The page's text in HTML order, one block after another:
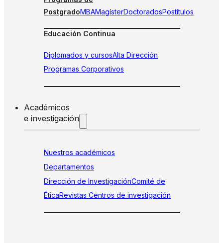
PostgradoMBAMagísterDoctoradosPostítulos
Educación Continua
Diplomados y cursosAlta Dirección
Programas Corporativos
Académicos
e investigación
Nuestros académicos
Departamentos
Dirección de InvestigaciónComité de
ÉticaRevistas Centros de investigación